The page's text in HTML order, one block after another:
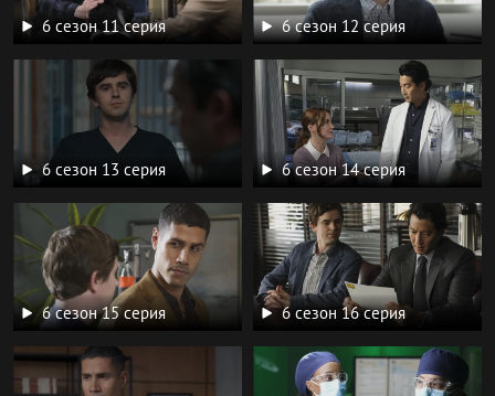
6 сезон 11 серия 6 сезон 12 серия
6 сезон 13 серия 6 сезон 14 серия
6 сезон 15 серия 6 сезон 16 серия